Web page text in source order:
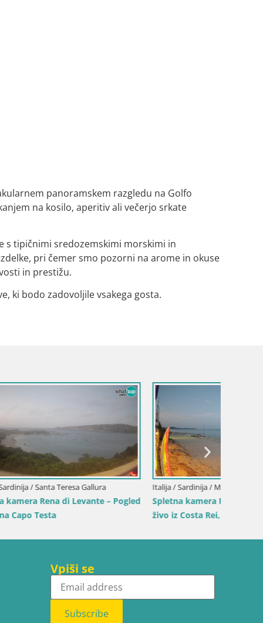
panoramskem razgledu na Golfo
na kosilo, aperitiv ali večerjo srkate
s tipičnimi sredozemskimi morskimi in
pri čemer smo pozorni na arome in okuse
in prestižu.
ki bodo zadovoljile vsakega gosta.
–
Italija / Sardinija / Golfo Aranci
Spletna kamera Terza Spiaggia Golfo
Aranci – Pogled na plažo v živo
Vpiši se
Subscribe